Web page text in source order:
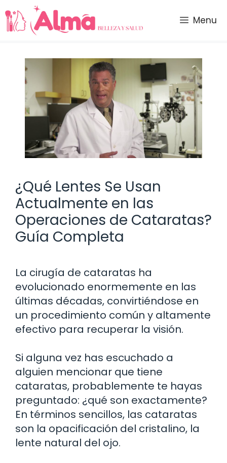
Saltar
al
contenido
Menu
¿Qué Lentes Se Usan
Actualmente en las
Operaciones de Cataratas?
Guía Completa
La cirugía de cataratas ha
evolucionado enormemente en las
últimas décadas, convirtiéndose en
un procedimiento común y altamente
efectivo para recuperar la visión.
Si alguna vez has escuchado a
alguien mencionar que tiene
cataratas, probablemente te hayas
preguntado: ¿qué son exactamente?
En términos sencillos, las cataratas
son la opacificación del cristalino, la
lente natural del ojo.